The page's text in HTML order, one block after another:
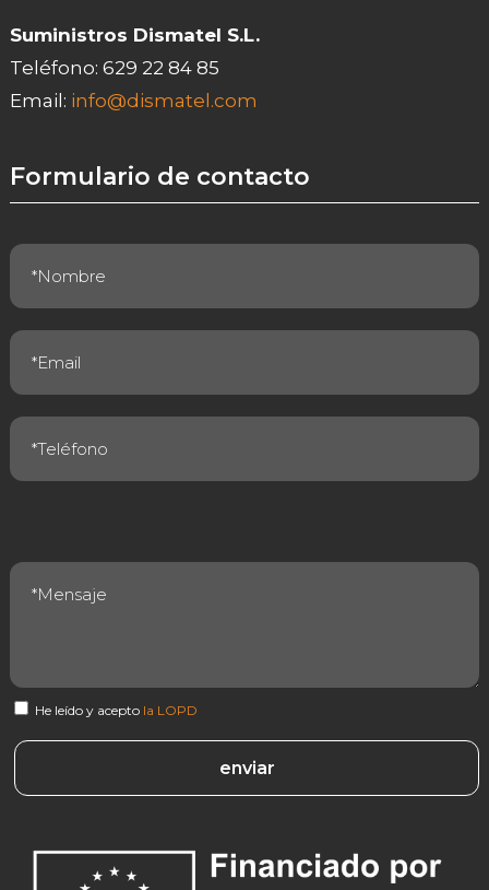
Suministros Dismatel S.L.
Teléfono: 629 22 84 85
Email: info@dismatel.com
Formulario de contacto
He leído y acepto la LOPD